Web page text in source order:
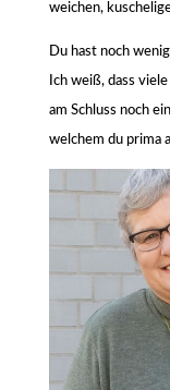
weichen,
Du hast noch
Ich weiß, dass
am Schluss noch
welchem du prima